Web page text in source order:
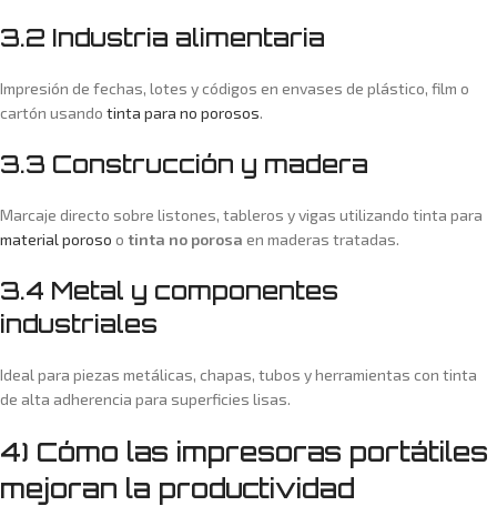
3.2 Industria alimentaria
Impresión de fechas, lotes y códigos en envases de plástico, film o
cartón usando tinta para no porosos.
3.3 Construcción y madera
Marcaje directo sobre listones, tableros y vigas utilizando tinta para
material poroso o tinta no porosa en maderas tratadas.
3.4 Metal y componentes
industriales
Ideal para piezas metálicas, chapas, tubos y herramientas con tinta
de alta adherencia para superficies lisas.
4) Cómo las impresoras portátiles
mejoran la productividad